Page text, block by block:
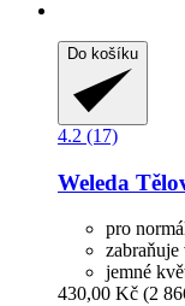
Do košíku
4.2 (17)
Weleda
pro
jemné
430,00 Kč (2